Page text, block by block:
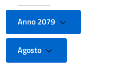
Anno 2079
Agosto